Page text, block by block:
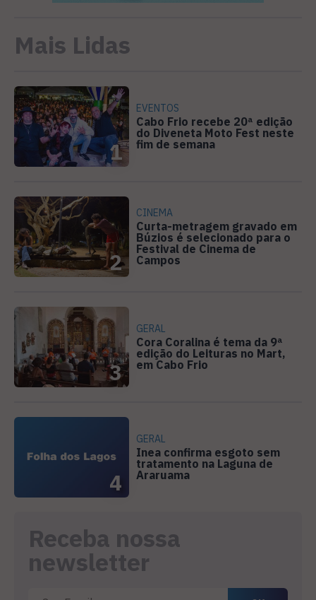
Mais Lidas
1
EVENTOS
Cabo Frio recebe 20ª edição
do Diveneta Moto Fest neste
fim de semana
2
CINEMA
Curta-metragem gravado em
Búzios é selecionado para o
Festival de Cinema de
Campos
3
GERAL
Cora Coralina é tema da 9ª
edição do Leituras no Mart,
em Cabo Frio
4
GERAL
Inea confirma esgoto sem
tratamento na Laguna de
Araruama
Receba nossa
newsletter